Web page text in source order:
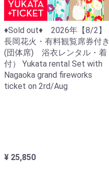
♦Sold out♦ 2026年【8/2】
長岡花火・有料観覧席券付き
(団体席) 浴衣レンタル・着
付） Yukata rental Set with
Nagaoka grand fireworks
ticket on 2rd/Aug
¥ 25,850